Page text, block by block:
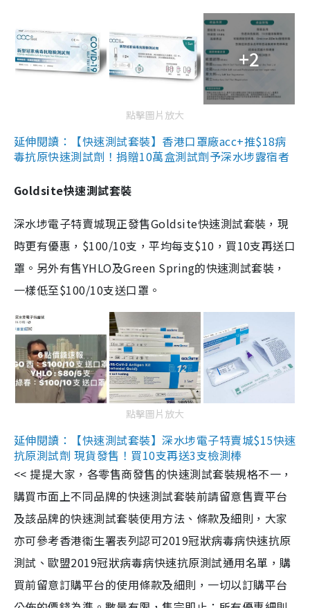
+2
點擊圖片放大
延伸閱讀：【快速測試套裝】香港口罩廠acc+推$18病
毒抗原快速測試劑！捐贈10萬盒測試劑予深水埗露宿者
Goldsite快速測試套裝
深水埗電子特賣城現正發售Goldsite快速測試套裝，現
時更有優惠，$100/10支，平均每支$10，買10支再送口
罩。另外有售YHLO及Green Spring的快速測試套裝，
一樣低至$100/10支送口罩。
點擊圖片放大
延伸閱讀：【快速測試套裝】深水埗電子特賣城$15快速
抗原測試劑 現貨發售！買10支再送3支檢測棒
<< 提提大家，各零售商發售的快速測試套裝規格不一，
購買市面上不同品牌的快速測試套裝前請留意售賣平台
及該品牌的快速測試套裝使用方法、條款及細則，大家
亦可參考香港衞生署表列認可2019冠狀病毒病快速抗原
測試、歐盟2019冠狀病毒病快速抗原測試通用名單，購
買前留意訂購平台的使用條款及細則，一切以訂購平台